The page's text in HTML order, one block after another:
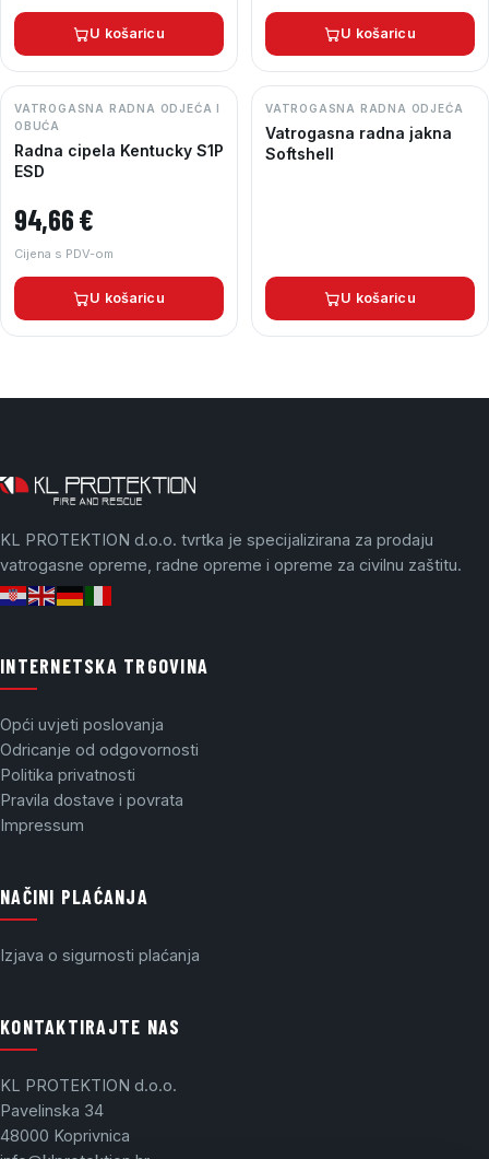
U košaricu U košaricu
VATROGASNA RADNA ODJEĆA I
OBUĆA
Radna cipela Kentucky S1P
ESD
94,66€
Cijena s PDV-om
U košaricu
VATROGASNA RADNA ODJEĆA
Vatrogasna radna jakna
Softshell
U košaricu
KL PROTEKTION d.o.o. tvrtka je specijalizirana za prodaju
vatrogasne opreme, radne opreme i opreme za civilnu zaštitu.
INTERNETSKA TRGOVINA
Opći uvjeti poslovanja
Odricanje od odgovornosti
Politika privatnosti
Pravila dostave i povrata
Impressum
NAČINI PLAĆANJA
Izjava o sigurnosti plaćanja
KONTAKTIRAJTE NAS
KL PROTEKTION d.o.o.
Pavelinska 34
48000 Koprivnica